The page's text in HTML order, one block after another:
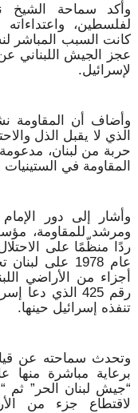
وأكد سماحة الشيخ
لفلسطين،
كانت السبب المباشر
عجز الجيش اللبناني
لإسرائيل.
وأضاف أن المقاومة
الذي لا يقبل الذل
حربة من لبنان،
المقاومة في الستينيات
وأشار إلى دور
ردًا منظّمًا على
عام 1978 على
أجزاء من الأراضي
رقم 425 الذي
تنفذه إسرائيل حينها.
وتحدث سماحته عن
“جيش لبنان الحر” ثم
لاقتطاع جزء من